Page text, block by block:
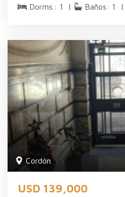
Dorms.: 1 | Baños: 1 |
Cordón
USD 139,000